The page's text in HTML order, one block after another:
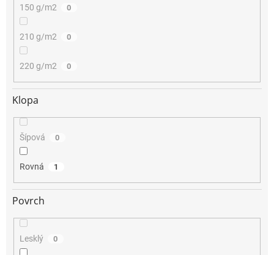
150 g/m2 0
210 g/m2 0
220 g/m2 0
Klopa
Šípová 0
Rovná 1
Povrch
Lesklý 0